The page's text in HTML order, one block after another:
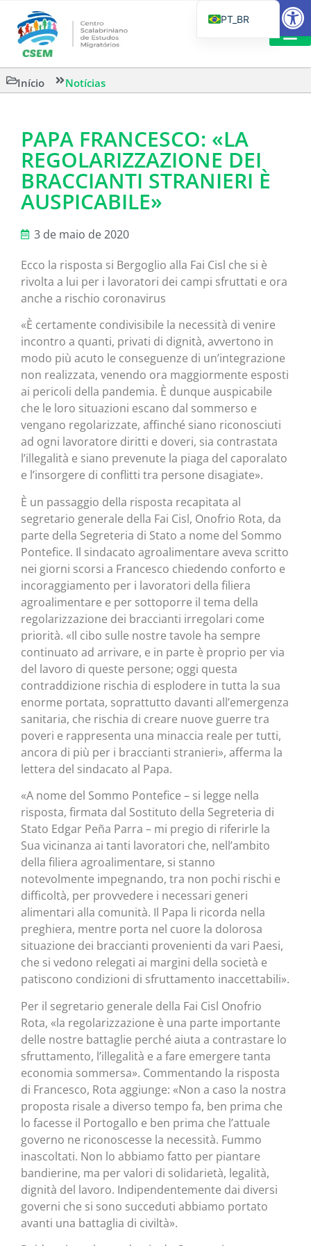
Início Notícias
PAPA FRANCESCO: «LA
REGOLARIZZAZIONE DEI
BRACCIANTI STRANIERI È
AUSPICABILE»
3 de maio de 2020
Ecco la risposta si Bergoglio alla Fai Cisl che si è
rivolta a lui per i lavoratori dei campi sfruttati e ora
anche a rischio coronavirus
«È certamente condivisibile la necessità di venire
incontro a quanti, privati di dignità, avvertono in
modo più acuto le conseguenze di un’integrazione
non realizzata, venendo ora maggiormente esposti
ai pericoli della pandemia. È dunque auspicabile
che le loro situazioni escano dal sommerso e
vengano regolarizzate, affinché siano riconosciuti
ad ogni lavoratore diritti e doveri, sia contrastata
l’illegalità e siano prevenute la piaga del caporalato
e l’insorgere di conflitti tra persone disagiate».
È un passaggio della risposta recapitata al
segretario generale della Fai Cisl, Onofrio Rota, da
parte della Segreteria di Stato a nome del Sommo
Pontefice. Il sindacato agroalimentare aveva scritto
nei giorni scorsi a Francesco chiedendo conforto e
incoraggiamento per i lavoratori della filiera
agroalimentare e per sottoporre il tema della
regolarizzazione dei braccianti irregolari come
priorità. «Il cibo sulle nostre tavole ha sempre
continuato ad arrivare, e in parte è proprio per via
del lavoro di queste persone; oggi questa
contraddizione rischia di esplodere in tutta la sua
enorme portata, soprattutto davanti all’emergenza
sanitaria, che rischia di creare nuove guerre tra
poveri e rappresenta una minaccia reale per tutti,
ancora di più per i braccianti stranieri», afferma la
lettera del sindacato al Papa.
«A nome del Sommo Pontefice – si legge nella
risposta, firmata dal Sostituto della Segreteria di
Stato Edgar Peña Parra – mi pregio di riferirle la
Sua vicinanza ai tanti lavoratori che, nell’ambito
della filiera agroalimentare, si stanno
notevolmente impegnando, tra non pochi rischi e
difficoltà, per provvedere i necessari generi
alimentari alla comunità. Il Papa li ricorda nella
preghiera, mentre porta nel cuore la dolorosa
situazione dei braccianti provenienti da vari Paesi,
che si vedono relegati ai margini della società e
patiscono condizioni di sfruttamento inaccettabili».
Per il segretario generale della Fai Cisl Onofrio
Rota, «la regolarizzazione è una parte importante
delle nostre battaglie perché aiuta a contrastare lo
sfruttamento, l’illegalità e a fare emergere tanta
economia sommersa». Commentando la risposta
di Francesco, Rota aggiunge: «Non a caso la nostra
proposta risale a diverso tempo fa, ben prima che
lo facesse il Portogallo e ben prima che l’attuale
governo ne riconoscesse la necessità. Fummo
inascoltati. Non lo abbiamo fatto per piantare
bandierine, ma per valori di solidarietà, legalità,
dignità del lavoro. Indipendentemente dai diversi
governi che si sono succeduti abbiamo portato
avanti una battaglia di civiltà».
PT_BR
IT